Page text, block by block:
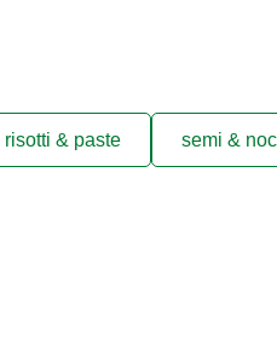
risotti & paste semi &